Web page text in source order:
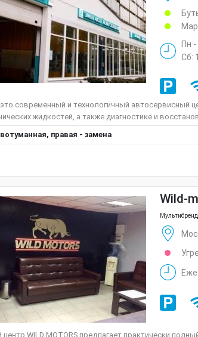
Пн
Сб:
современный и технологичный автосервисный
жидкостей, а также диагностике и
правая - замена
Wild-
центр WILD MOTORS предлагает практически